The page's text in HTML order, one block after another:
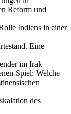
Reform und
Indiens in einer
Eine
im Irak
Spiel: Welche
des